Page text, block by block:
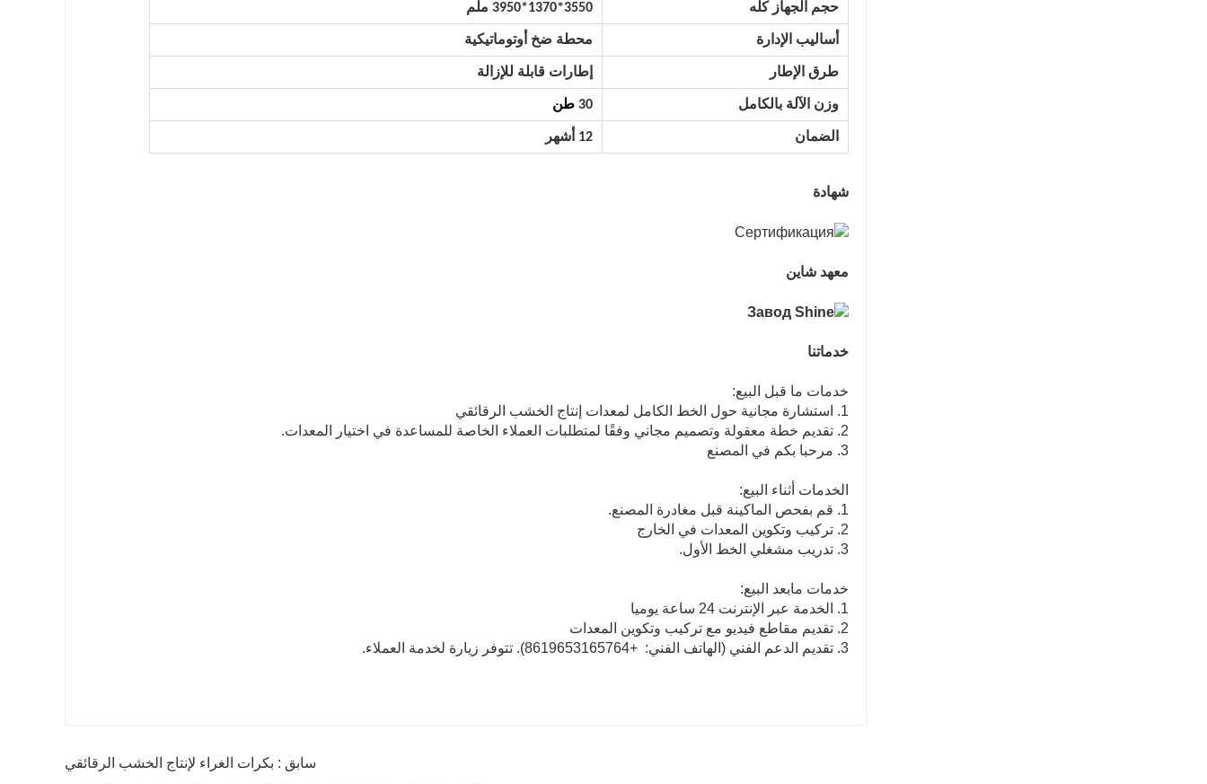
حجم الجهاز كله 3550*1370*3950 ملم
أساليب الإدارة محطة ضخ أوتوماتيكية
طرق الإطار إطارات قابلة للإزالة
وزن الآلة بالكامل 30 طن
الضمان 12 أشهر
شهادة
معهد شاين
خدماتنا
خدمات ما قبل البيع:
1. استشارة مجانية حول الخط الكامل لمعدات إنتاج الخشب الرقائقي
2. تقديم خطة معقولة وتصميم مجاني وفقًا لمتطلبات العملاء الخاصة للمساعدة في اختيار المعدات.
3. مرحبا بكم في المصنع
الخدمات أثناء البيع:
1. قم بفحص الماكينة قبل مغادرة المصنع.
2. تركيب وتكوين المعدات في الخارج
3. تدريب مشغلي الخط الأول.
خدمات مابعد البيع:
1. الخدمة عبر الإنترنت 24 ساعة يوميا
2. تقديم مقاطع فيديو مع تركيب وتكوين المعدات
3. تقديم الدعم الفني (الهاتف الفني:
+8619653165764). تتوفر زيارة لخدمة العملاء.
سابق : بكرات الغراء لإنتاج الخشب الرقائقي